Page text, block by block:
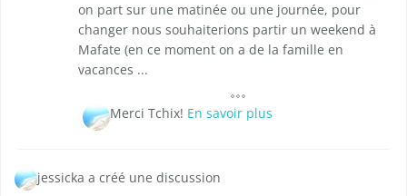
on part sur une matinée ou une journée, pour
changer nous souhaiterions partir un weekend à
Mafate (en ce moment on a de la famille en
vacances ...
Merci Tchix! En savoir plus
jessicka a créé une discussion